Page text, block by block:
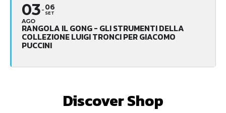
03
AGO
06
SET
RANGOLA IL GONG - GLI STRUMENTI DELLA
COLLEZIONE LUIGI TRONCI PER GIACOMO
PUCCINI
Discover Shop